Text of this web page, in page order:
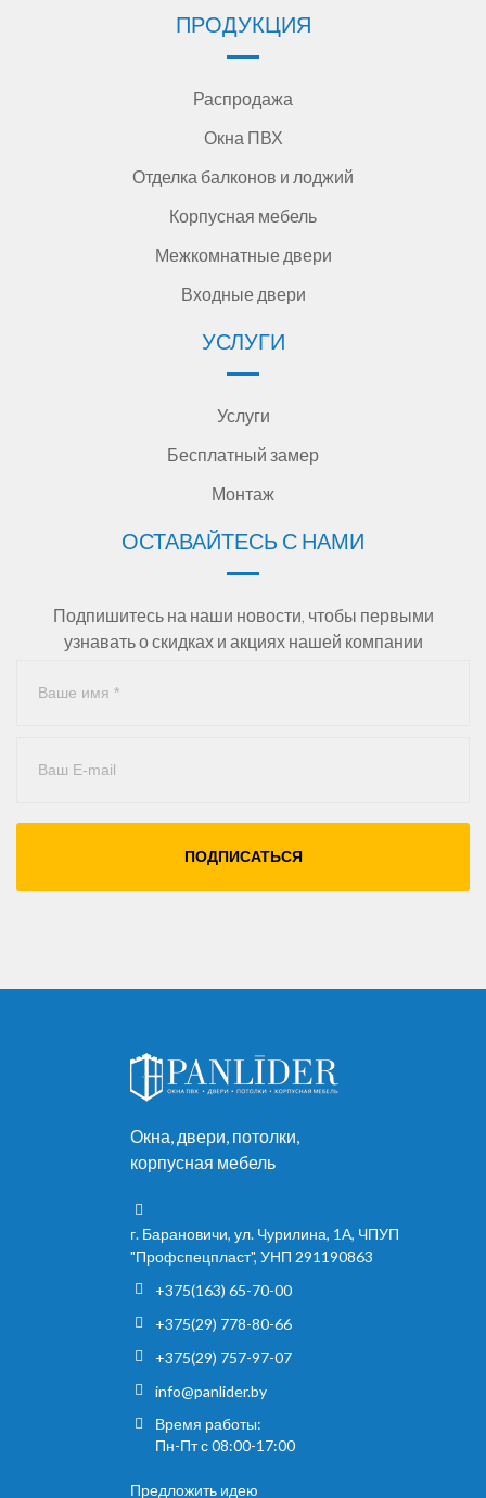
ПРОДУКЦИЯ
Распродажа
Окна ПВХ
Отделка балконов и лоджий
Корпусная мебель
Межкомнатные двери
Входные двери
УСЛУГИ
Услуги
Бесплатный замер
Монтаж
ОСТАВАЙТЕСЬ С НАМИ
Подпишитесь на наши новости, чтобы первыми
узнавать о скидках и акциях нашей компании
ПОДПИСАТЬСЯ
Окна, двери, потолки,
корпусная мебель
г. Барановичи, ул. Чурилина, 1А, ЧПУП
"Профспецпласт", УНП 291190863
+375(163) 65-70-00
+375(29) 778-80-66
+375(29) 757-97-07
info@panlider.by
Время работы:
Пн-Пт с 08:00-17:00
Предложить идею